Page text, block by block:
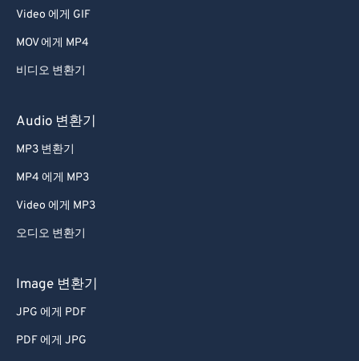
Video 에게 GIF
MOV 에게 MP4
비디오 변환기
Audio 변환기
MP3 변환기
MP4 에게 MP3
Video 에게 MP3
오디오 변환기
Image 변환기
JPG 에게 PDF
PDF 에게 JPG